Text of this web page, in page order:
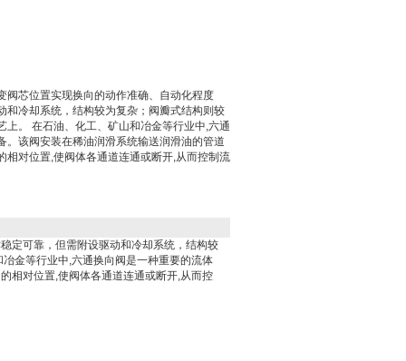
阀芯位置实现换向的动作准确、自动化程度
和冷却系统，结构较为复杂；阀瓣式结构则较
上。 在石油、化工、矿山和冶金等行业中,六通
。该阀安装在稀油润滑系统输送润滑油的管道
相对位置,使阀体各通道连通或断开,从而控制流
定可靠，但需附设驱动和冷却系统，结构较
金等行业中,六通换向阀是一种重要的流体
相对位置,使阀体各通道连通或断开,从而控